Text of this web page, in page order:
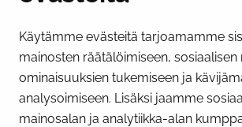
Käytämme evästeitä tarjoamamme
mainosten räätälöimiseen, sosiaalisen
ominaisuuksien tukemiseen ja
analysoimiseen. Lisäksi jaamme
mainosalan ja analytiikka-alan
Näytä
SOSIAALINEN
Facebook InstagramYouTube